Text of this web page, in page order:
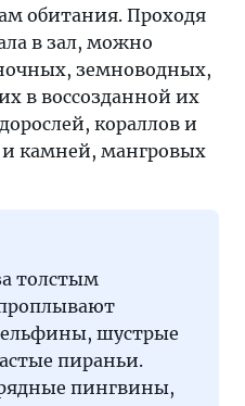
обитания. Проходя
в зал, можно
земноводных,
в воссозданной их
кораллов и
и камней, мангровых
толстым
шустрые
пираньи.
пингвины,